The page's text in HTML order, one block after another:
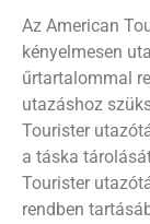
Az American
kényelmesen
űrtartalommal
utazáshoz
Tourister
a táska
Tourister
rendben